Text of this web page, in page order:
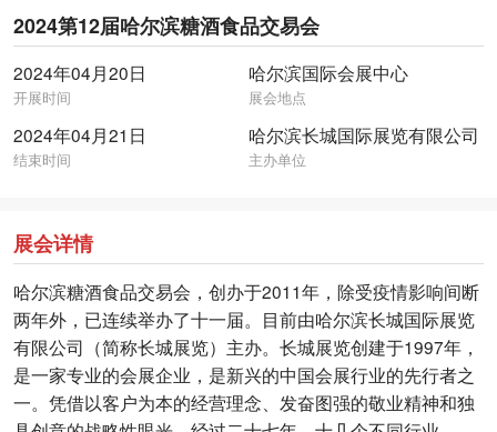
2024第12届哈尔滨糖酒食品交易会
2024年04月20日
开展时间
哈尔滨国际会展中心
展会地点
2024年04月21日
结束时间
哈尔滨长城国际展览有限公司
主办单位
展会详情
哈尔滨糖酒食品交易会，创办于2011年，除受疫情影响间断
两年外，已连续举办了十一届。目前由哈尔滨长城国际展览
有限公司（简称长城展览）主办。长城展览创建于1997年，
是一家专业的会展企业，是新兴的中国会展行业的先行者之
一。凭借以客户为本的经营理念、发奋图强的敬业精神和独